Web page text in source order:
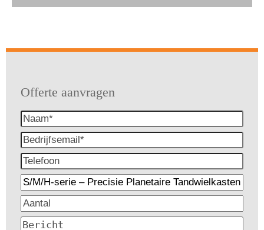
Offerte aanvragen